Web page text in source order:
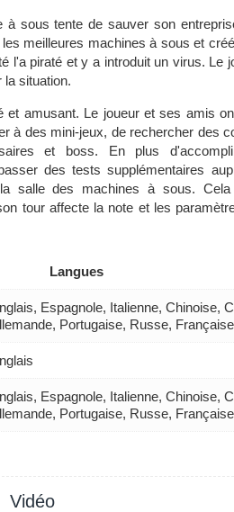
à sous tente de sauver son
meilleures machines à sous et
l'a piraté et y a introduit un virus. Le
situation.
et amusant. Le joueur et ses amis
à des mini-jeux, de rechercher des
et boss. En plus
des tests supplémentaires
salle des machines à sous. Cela
tour affecte la note et les
Langues
Espagnole, Italienne, Chinoise,
Portugaise, Russe,
Espagnole, Italienne, Chinoise,
Portugaise, Russe,
Vidéo